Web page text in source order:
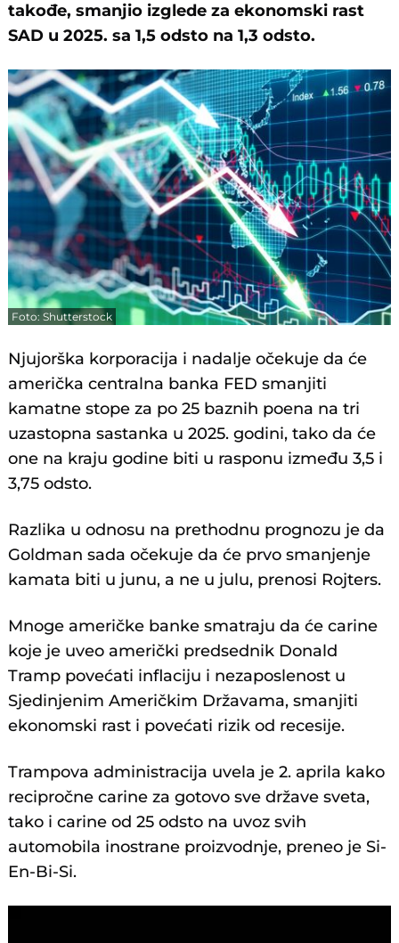
takođe, smanjio izglede za ekonomski rast
SAD u 2025. sa 1,5 odsto na 1,3 odsto.
Foto: Shutterstock
Njujorška korporacija i nadalje očekuje da će
američka centralna banka FED smanjiti
kamatne stope za po 25 baznih poena na tri
uzastopna sastanka u 2025. godini, tako da će
one na kraju godine biti u rasponu između 3,5 i
3,75 odsto.
Razlika u odnosu na prethodnu prognozu je da
Goldman sada očekuje da će prvo smanjenje
kamata biti u junu, a ne u julu, prenosi Rojters.
Mnoge američke banke smatraju da će carine
koje je uveo američki predsednik Donald
Tramp povećati inflaciju i nezaposlenost u
Sjedinjenim Američkim Državama, smanjiti
ekonomski rast i povećati rizik od recesije.
Trampova administracija uvela je 2. aprila kako
recipročne carine za gotovo sve države sveta,
tako i carine od 25 odsto na uvoz svih
automobila inostrane proizvodnje, preneo je Si-
En-Bi-Si.